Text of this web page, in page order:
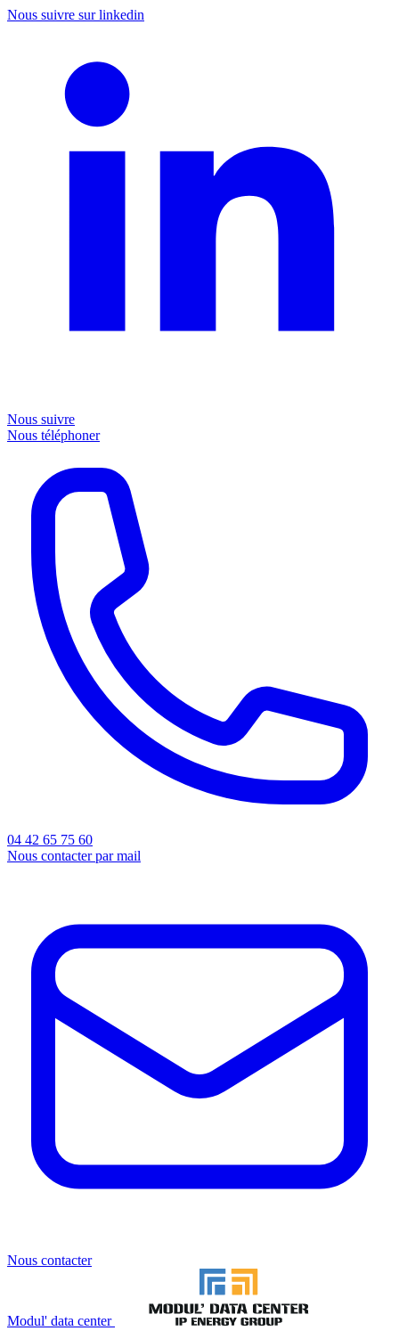
Aller
Nous suivre sur linkedin
Nous suivre
Nous téléphoner
04 42 65 75 60
Nous contacter par mail
Nous contacter
Modul' data center